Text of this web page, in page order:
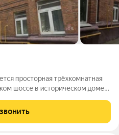
просторная трёхкомнатная
шоссе в историческом доме
кирпичного дома 1955 года